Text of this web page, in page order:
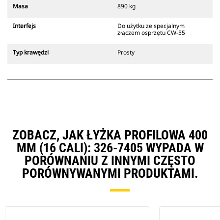
Cat są zgodne z gąsienicowymi
koparkami kołowymi. Dostępne są
kopania rowów.
stałe zawiasy szybkozłączy.
wszystkich koparek gąsienicowych
i kołowych.
Masa 890 kg
Interfejs
Do użytku ze specjalnym
złączem osprzętu CW-55
Typ krawędzi Prosty
ZOBACZ, JAK ŁYŻKA PROFILOWA 400
MM (16 CALI): 326-7405 WYPADA W
PORÓWNANIU Z INNYMI CZĘSTO
PORÓWNYWANYMI PRODUKTAMI.